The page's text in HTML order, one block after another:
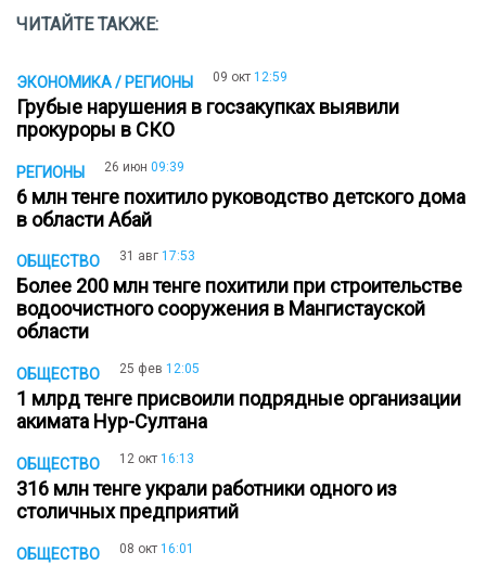
ЧИТАЙТЕ ТАКЖЕ:
ЭКОНОМИКА / РЕГИОНЫ 09 окт 12:59
Грубые нарушения в госзакупках выявили
прокуроры в СКО
РЕГИОНЫ 26 июн 09:39
6 млн тенге похитило руководство детского дома
в области Абай
ОБЩЕСТВО 31 авг 17:53
Более 200 млн тенге похитили при строительстве
водоочистного сооружения в Мангистауской
области
ОБЩЕСТВО 25 фев 12:05
1 млрд тенге присвоили подрядные организации
акимата Нур-Султана
ОБЩЕСТВО 12 окт 16:13
316 млн тенге украли работники одного из
столичных предприятий
ОБЩЕСТВО 08 окт 16:01